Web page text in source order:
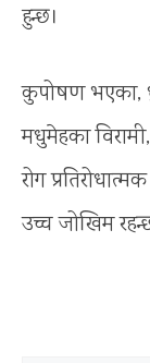
हुन्छ।
कुपोषण भएका,
मधुमेहका
रोग
उच्च जोखिम